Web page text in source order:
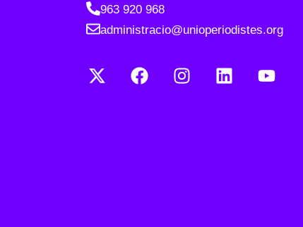
963 920 968
administracio@unioperiodistes.org